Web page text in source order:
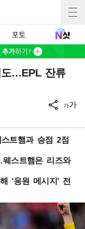
포토
…EPL 잔류
가가
트햄과 승점 2점
스트햄은 리즈와
'응원 메시지' 전